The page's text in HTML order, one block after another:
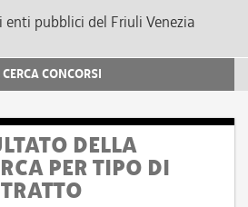
pubblici del Friuli Venezia
CERCA CONCORSI
DELLA
PER TIPO DI